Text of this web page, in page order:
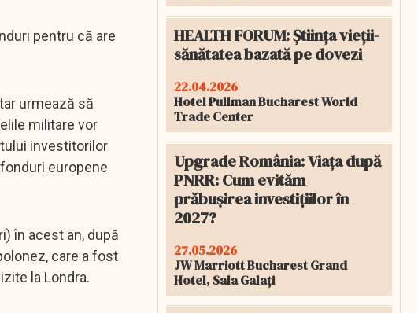
pentru că are
urmează să
militare vor
investitorilor
europene
în acest an, după
care a fost
la Londra.
HEALTH FORUM: Știința vieții-
sănătatea bazată pe dovezi
22.04.2026
Hotel Pullman Bucharest World
Trade Center
Upgrade România: Viața după
PNRR: Cum evităm
prăbușirea investițiilor în
2027?
27.05.2026
JW Marriott Bucharest Grand
Hotel, Sala Galați